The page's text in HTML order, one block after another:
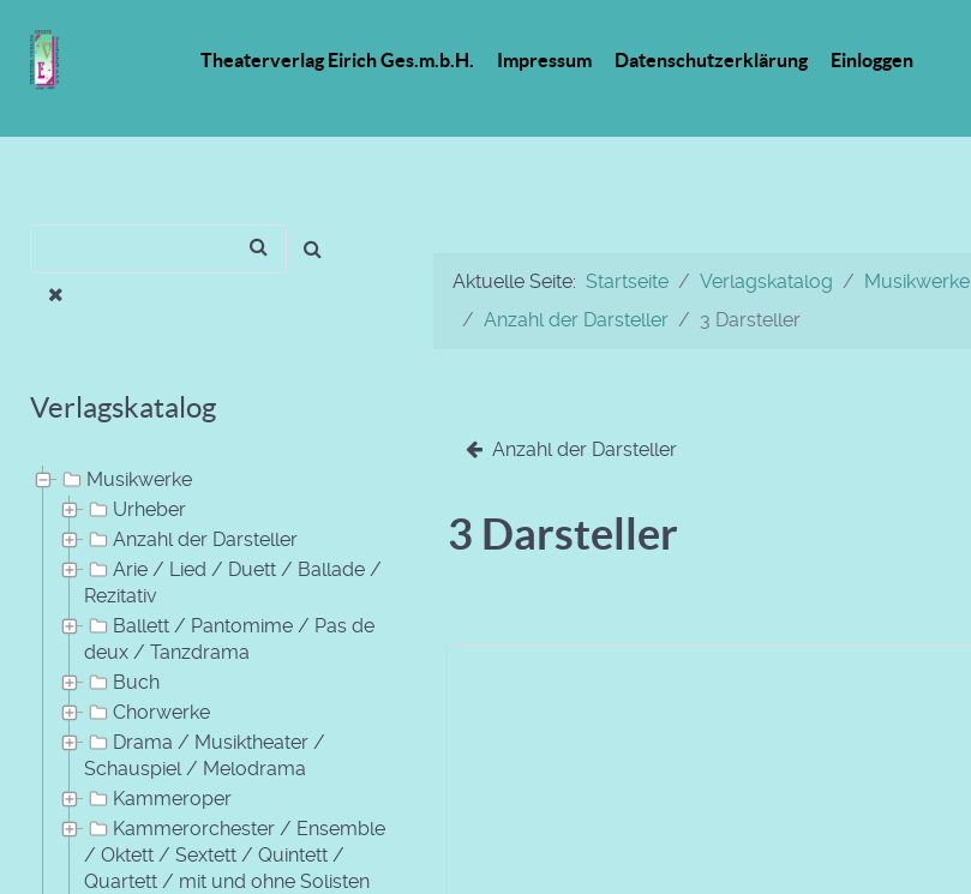
Theaterverlag Eirich Ges.m.b.H. Impressum Datenschutzerklärung Einloggen
Verlagskatalog
Musikwerke
Urheber
Anzahl der Darsteller
Arie / Lied / Duett / Ballade /
Rezitativ
Ballett / Pantomime / Pas de
deux / Tanzdrama
Buch
Chorwerke
Drama / Musiktheater /
Schauspiel / Melodrama
Kammeroper
Kammerorchester / Ensemble
/ Oktett / Sextett / Quintett /
Quartett / mit und ohne Solisten
Aktuelle Seite: Startseite Verlagskatalog Musikwerke
Anzahl der Darsteller
3 Darsteller
Anzahl der Darsteller
3 Darsteller